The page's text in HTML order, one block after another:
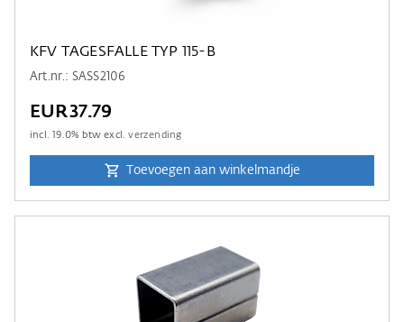
KFV TAGESFALLE TYP 115-B
Art.nr.: SASS2106
EUR37.79
incl.19.0% btw excl.verzending
Toevoegen aan winkelmandje